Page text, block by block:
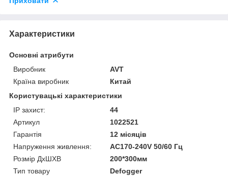
Характеристики
Основні атрибути
Виробник
AVT
Країна виробник
Китай
Користувацькі характеристики
IP захист:
44
Артикул
1022521
Гарантія
12 місяців
Напруження живлення:
AC170-240V 50/60 Гц
Розмір ДхШХВ
200*300мм
Тип товару
Defogger